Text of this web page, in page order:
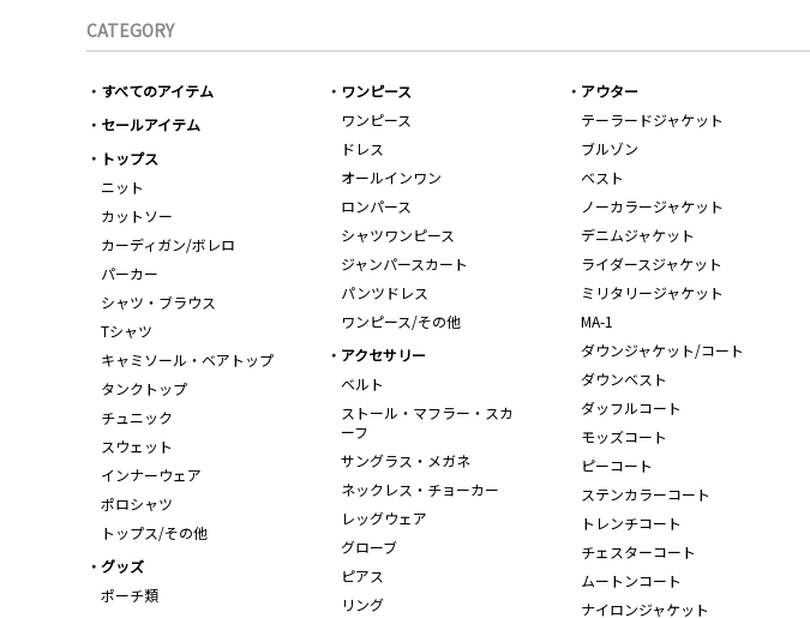
CATEGORY
すべてのアイテム
セールアイテム
トップス
ニット
カットソー
カーディガン/ボレロ
パーカー
シャツ・ブラウス
Tシャツ
キャミソール・ベアトップ
タンクトップ
チュニック
スウェット
インナーウェア
ポロシャツ
トップス/その他
ワンピース
ワンピース
ドレス
オールインワン
ロンパース
シャツワンピース
ジャンパースカート
パンツドレス
ワンピース/その他
アウター
テーラードジャケット
ブルゾン
ベスト
ノーカラージャケット
デニムジャケット
ライダースジャケット
ミリタリージャケット
MA-1
ダウンジャケット/コート
ダウンベスト
ダッフルコート
モッズコート
ピーコート
ステンカラーコート
トレンチコート
チェスターコート
ムートンコート
ナイロンジャケット
アクセサリー
ベルト
ストール・マフラー・スカ
ーフ
サングラス・メガネ
ネックレス・チョーカー
レッグウェア
グローブ
ピアス
リング
グッズ
ポーチ類